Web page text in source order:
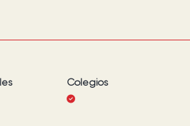
Colegios